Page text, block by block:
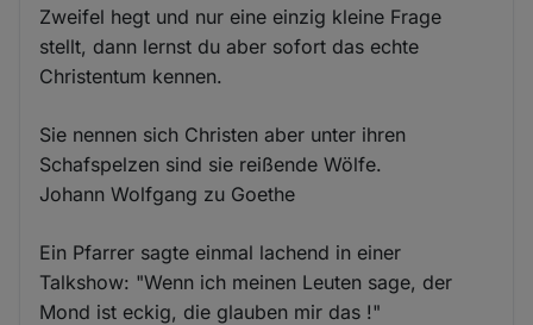
Zweifel hegt und nur eine einzig kleine Frage
stellt, dann lernst du aber sofort das echte
Christentum kennen.
Sie nennen sich Christen aber unter ihren
Schafspelzen sind sie reißende Wölfe.
Johann Wolfgang zu Goethe
Ein Pfarrer sagte einmal lachend in einer
Talkshow: "Wenn ich meinen Leuten sage, der
Mond ist eckig, die glauben mir das !"